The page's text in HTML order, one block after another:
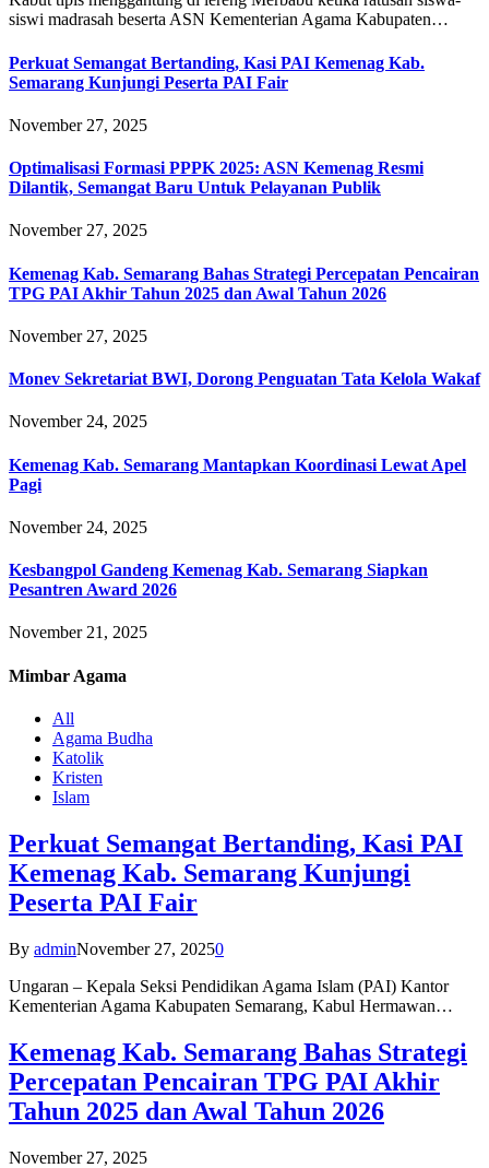
siswi madrasah beserta ASN Kementerian Agama Kabupaten…
Perkuat Semangat Bertanding, Kasi PAI Kemenag Kab.
Semarang Kunjungi Peserta PAI Fair
November 27, 2025
Optimalisasi Formasi PPPK 2025: ASN Kemenag Resmi
Dilantik, Semangat Baru Untuk Pelayanan Publik
November 27, 2025
Kemenag Kab. Semarang Bahas Strategi Percepatan Pencairan
TPG PAI Akhir Tahun 2025 dan Awal Tahun 2026
November 27, 2025
Monev Sekretariat BWI, Dorong Penguatan Tata Kelola Wakaf
November 24, 2025
Kemenag Kab. Semarang Mantapkan Koordinasi Lewat Apel
Pagi
November 24, 2025
Kesbangpol Gandeng Kemenag Kab. Semarang Siapkan
Pesantren Award 2026
November 21, 2025
Mimbar Agama
All
Agama Budha
Katolik
Kristen
Islam
Perkuat Semangat Bertanding, Kasi PAI
Kemenag Kab. Semarang Kunjungi
Peserta PAI Fair
By adminNovember 27, 20250
Ungaran – Kepala Seksi Pendidikan Agama Islam (PAI) Kantor
Kementerian Agama Kabupaten Semarang, Kabul Hermawan…
Kemenag Kab. Semarang Bahas Strategi
Percepatan Pencairan TPG PAI Akhir
Tahun 2025 dan Awal Tahun 2026
November 27, 2025